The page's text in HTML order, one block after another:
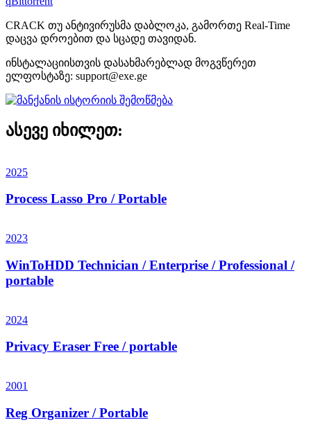
CRACK თუ ანტივირუსმა დაბლოკა, გამორთე Real-Time
დაცვა დროებით და სცადე თავიდან.
ინსტალაციისთვის დასახმარებლად მოგვწერეთ
ელფოსტაზე: support@exe.ge
ასევე იხილეთ:
2025
Process Lasso Pro / Portable
2023
WinToHDD Technician / Enterprise / Professional /
portable
2024
Privacy Eraser Free / portable
2001
Reg Organizer / Portable